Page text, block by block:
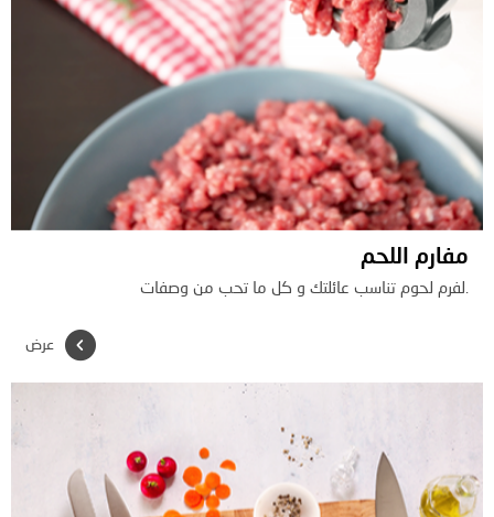
مفارم اللحم
.لفرم لحوم تناسب عائلتك و كل ما تحب من وصفات
عرض